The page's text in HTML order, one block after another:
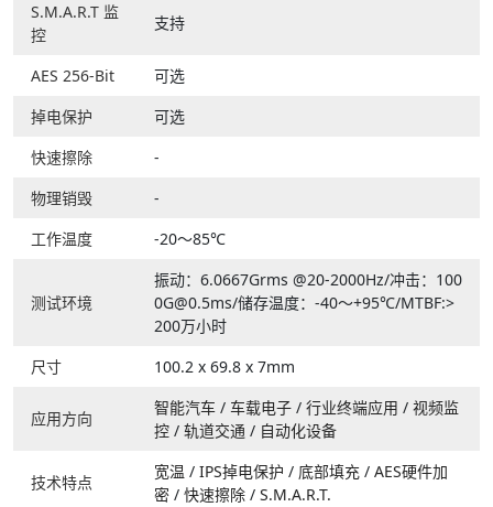
S.M.A.R.T 监
控
支持
AES 256-Bit
可选
掉电保护
可选
快速擦除
-
物理销毁
-
工作温度
-20～85℃
测试环境
振动：6.0667Grms @20-2000Hz/冲击：100
0G@0.5ms/储存温度：-40～+95℃/MTBF:>
200万小时
尺寸
100.2 x 69.8 x 7mm
应用方向
智能汽车 / 车载电子 / 行业终端应用 / 视频监
控 / 轨道交通 / 自动化设备
技术特点
宽温 / IPS掉电保护 / 底部填充 / AES硬件加
密 / 快速擦除 / S.M.A.R.T.